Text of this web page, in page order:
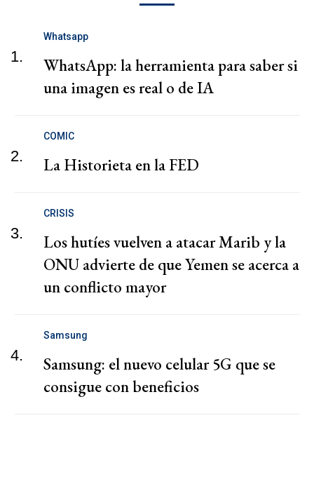
1.
Whatsapp
WhatsApp: la herramienta para saber si
una imagen es real o de IA
2.
COMIC
La Historieta en la FED
3.
CRISIS
Los hutíes vuelven a atacar Marib y la
ONU advierte de que Yemen se acerca a
un conflicto mayor
4.
Samsung
Samsung: el nuevo celular 5G que se
consigue con beneficios